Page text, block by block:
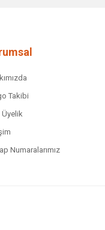
Takibi
Üyelik
Numaralarımız